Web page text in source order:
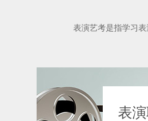
表演艺考是指学习
表